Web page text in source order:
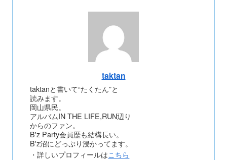
taktan
taktanと書いて“たくたん”と
読みます。
岡山県民。
アルバムIN THE LIFE,RUN辺り
からのファン。
B'z Party会員歴も結構長い。
B'z沼にどっぷり浸かってます。
・詳しいプロフィールはこちら